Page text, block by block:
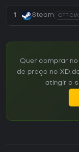
1 Steam
Quer comprar
de preço no
atingir o